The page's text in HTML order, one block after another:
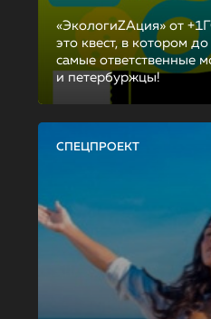
«ЭкологиZAция» от
это квест, в котором
самые ответственные
и петербуржцы!
СПЕЦПРОЕКТ